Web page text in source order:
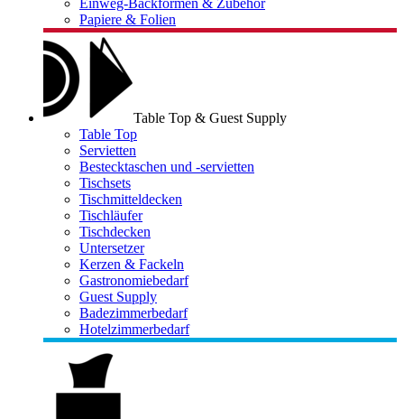
Einweg-Backformen & Zubehör
Papiere & Folien
Table Top & Guest Supply
Table Top
Servietten
Bestecktaschen und -servietten
Tischsets
Tischmitteldecken
Tischläufer
Tischdecken
Untersetzer
Kerzen & Fackeln
Gastronomiebedarf
Guest Supply
Badezimmerbedarf
Hotelzimmerbedarf